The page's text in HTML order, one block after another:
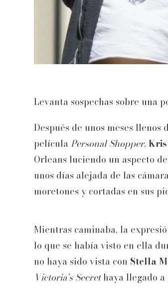
Levanta sospechas sobre una
Después de unos meses
película Personal Shopper,
Orleans luciendo un aspecto
unos días alejada de las
moretones y cortadas en sus
Mientras caminaba, la
lo que se había visto en ella
no haya sido vista con Stella
Victoria’s Secrethaya llegado a